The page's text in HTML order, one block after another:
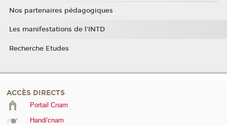
Nos partenaires pédagogiques
Les manifestations de l'INTD
Recherche Etudes
ACCÈS DIRECTS
Portail Cnam
Handi'cnam